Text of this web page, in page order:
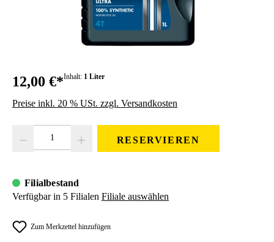
12,00 €*Inhalt: 1 Liter
Preise inkl. 20 % USt. zzgl. Versandkosten
RESERVIEREN
Filialbestand
Verfügbar in 5 Filialen Filiale auswählen
Zum Merkzettel hinzufügen